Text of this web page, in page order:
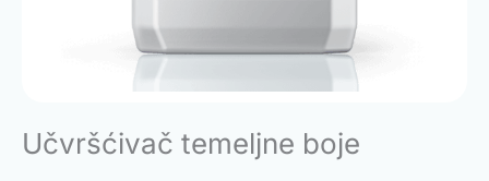
Učvršćivač temeljne boje